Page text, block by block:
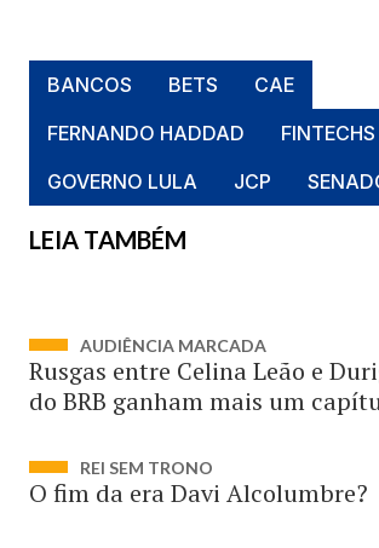
BANCOS BETS
CAE
FERNANDO HADDAD
FINTECHS
GOVERNO LULA
JCP
LEIA TAMBÉM
AUDIÊNCIA MARCADA
Rusgas entre Celina Leão e
do BRB ganham mais um
REI SEM TRONO
O fim da era Davi Alcolumbre?